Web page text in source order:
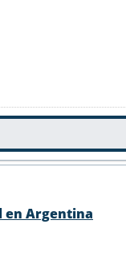
en Argentina